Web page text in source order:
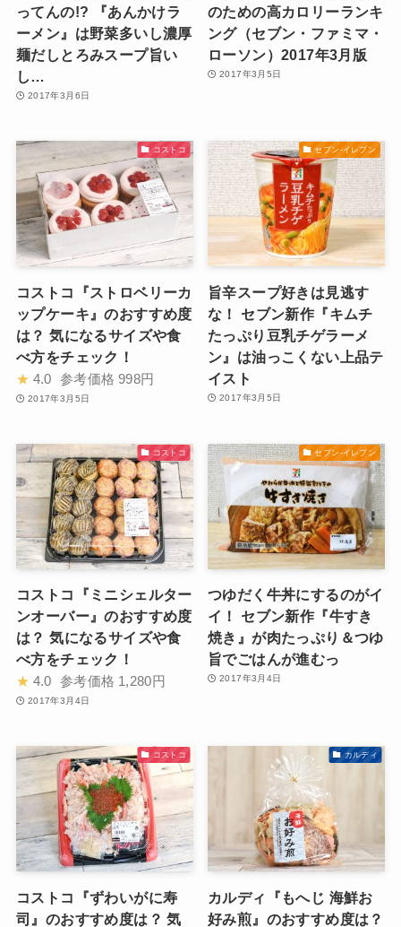
ってんの!? 『あんかけラ
ーメン』は野菜多いし濃厚
麺だしとろみスープ旨い
し…
2017年3月6日
のための高カロリーランキ
ング（セブン・ファミマ・
ローソン）2017年3月版
2017年3月5日
コストコ
コストコ『ストロベリーカ
ップケーキ』のおすすめ度
は？ 気になるサイズや食
べ方をチェック！
★ 4.0 参考価格 998円
2017年3月5日
セブン-イレブン
旨辛スープ好きは見逃す
な！ セブン新作『キムチ
たっぷり豆乳チゲラーメ
ン』は油っこくない上品テ
イスト
2017年3月5日
コストコ
コストコ『ミニシェルター
ンオーバー』のおすすめ度
は？ 気になるサイズや食
べ方をチェック！
★ 4.0 参考価格 1,280円
2017年3月4日
セブン-イレブン
つゆだく牛丼にするのがイ
イ！ セブン新作『牛すき
焼き』が肉たっぷり＆つゆ
旨でごはんが進むっ
2017年3月4日
コストコ
コストコ『ずわいがに寿
司』のおすすめ度は？ 気
カルディ
カルディ『もへじ 海鮮お
好み煎』のおすすめ度は？